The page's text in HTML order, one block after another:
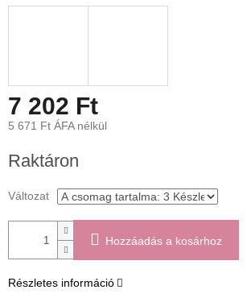
7 202 Ft
5 671 Ft ÁFA nélkül
Raktáron
Változat
Hozzáadás a kosárhoz
Részletes információ